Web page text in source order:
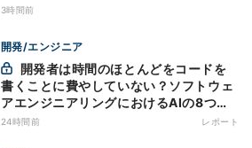
3時間前
開発/エンジニア
書くことに費やしていない？ソフトウェ
アエンジニアリングにおけるAIの8つの
神話への賛否
24時間前 レポート